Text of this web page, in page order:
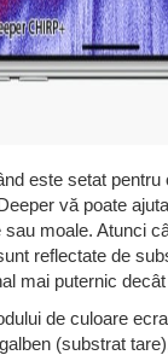
este setat pentru
vă poate
moale. Atunci
reflectate de
mai puternic
de culoare
(substrat